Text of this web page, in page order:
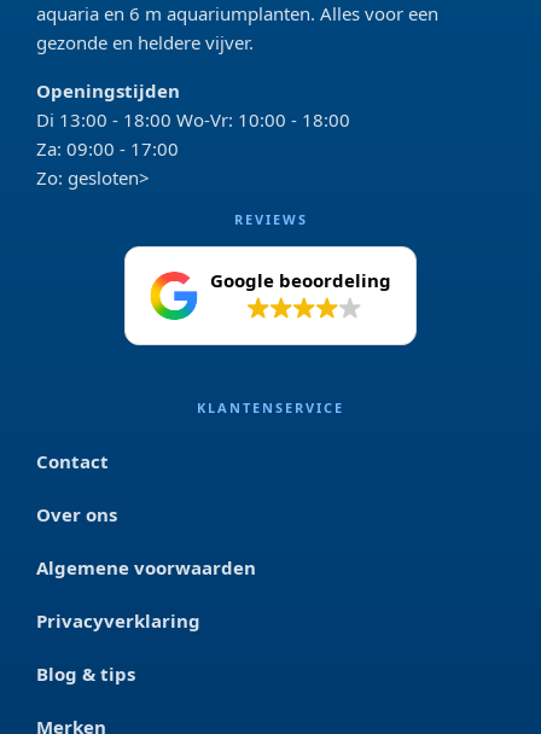
aquaria en 6 m aquariumplanten. Alles voor een
gezonde en heldere vijver.
Openingstijden
Di 13:00 - 18:00 Wo-Vr: 10:00 - 18:00
Za: 09:00 - 17:00
Zo: gesloten>
REVIEWS
Google beoordeling
KLANTENSERVICE
Contact
Over ons
Algemene voorwaarden
Privacyverklaring
Blog & tips
Merken